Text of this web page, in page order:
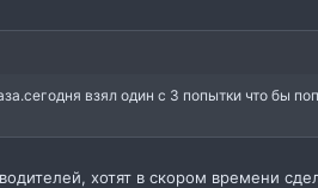
взял один с 3 попытки что бы
хотят в скором времени